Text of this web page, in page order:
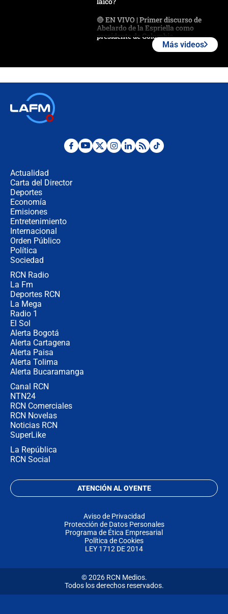
🔴 EN VIVO | Primer discurso de
Abelardo de la Espriella como
presidente de Colombia
Desde dermatitis hasta infecciones:
Más videos
Actualidad
Carta del Director
Deportes
Economía
Emisiones
Entretenimiento
Internacional
Orden Público
Política
Sociedad
RCN Radio
La Fm
Deportes RCN
La Mega
Radio 1
El Sol
Alerta Bogotá
Alerta Cartagena
Alerta Paisa
Alerta Tolima
Alerta Bucaramanga
Canal RCN
NTN24
RCN Comerciales
RCN Novelas
Noticias RCN
SuperLike
La República
RCN Social
ATENCIÓN AL OYENTE
Aviso de Privacidad
Protección de Datos Personales
Programa de Ética Empresarial
Política de Cookies
LEY 1712 DE 2014
© 2026 RCN Medios.
Todos los derechos reservados.